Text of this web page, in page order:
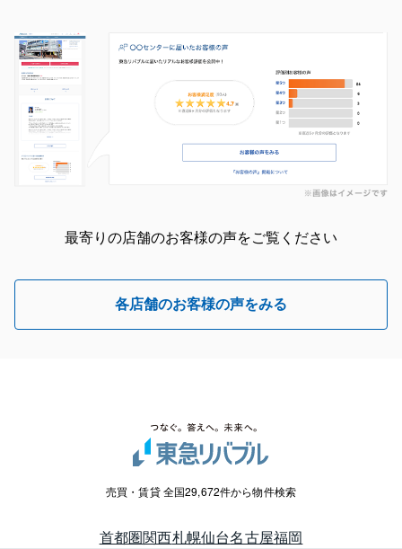
最寄りの店舗のお客様の声をご覧ください
各店舗のお客様の声をみる
売買・賃貸 全国29,672件から物件検索
首都圏関西札幌仙台名古屋福岡